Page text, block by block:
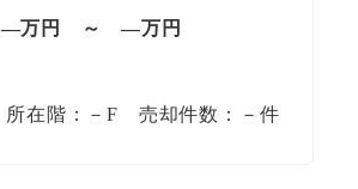
—万円 ～—万円
所在階：－F 売却件数：－件